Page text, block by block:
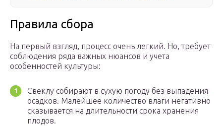
Правила сбора
На первый взгляд, процесс очень легкий. Но, требует
соблюдения ряда важных нюансов и учета
особенностей культуры:
Свеклу собирают в сухую погоду без выпадения
осадков. Малейшее количество влаги негативно
сказывается на длительности срока хранения
плодов.